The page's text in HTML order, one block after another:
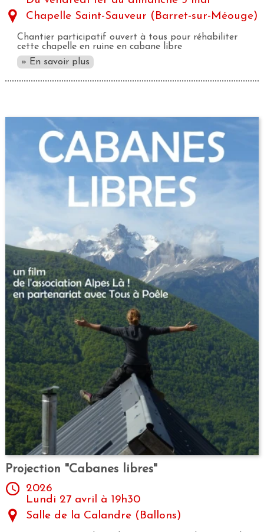
Chapelle Saint-Sauveur (Barret-sur-Méouge)
Chantier participatif ouvert à tous pour réhabiliter
cette chapelle en ruine en cabane libre
» En savoir plus
Projection "Cabanes libres"
2026
Lundi 27 avril à 19h30
Salle de la Calandre (Ballons)